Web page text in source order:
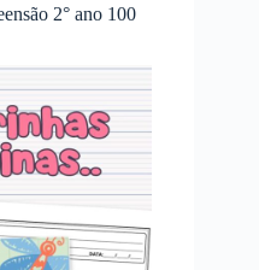
2° ano 100